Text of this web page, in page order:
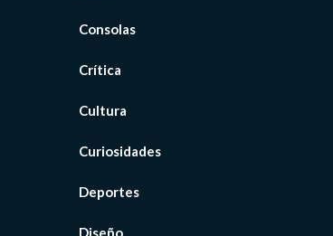
Consolas
Crítica
Cultura
Curiosidades
Deportes
Diseño